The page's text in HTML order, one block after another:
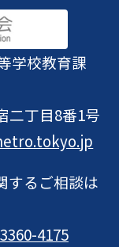
学校教育課
二丁目8番1号
するご相談は
4175